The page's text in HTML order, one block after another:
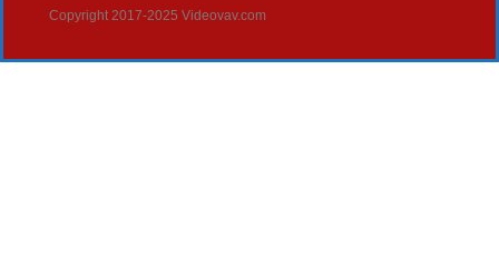
Copyright 2017-2025 Videovav.com